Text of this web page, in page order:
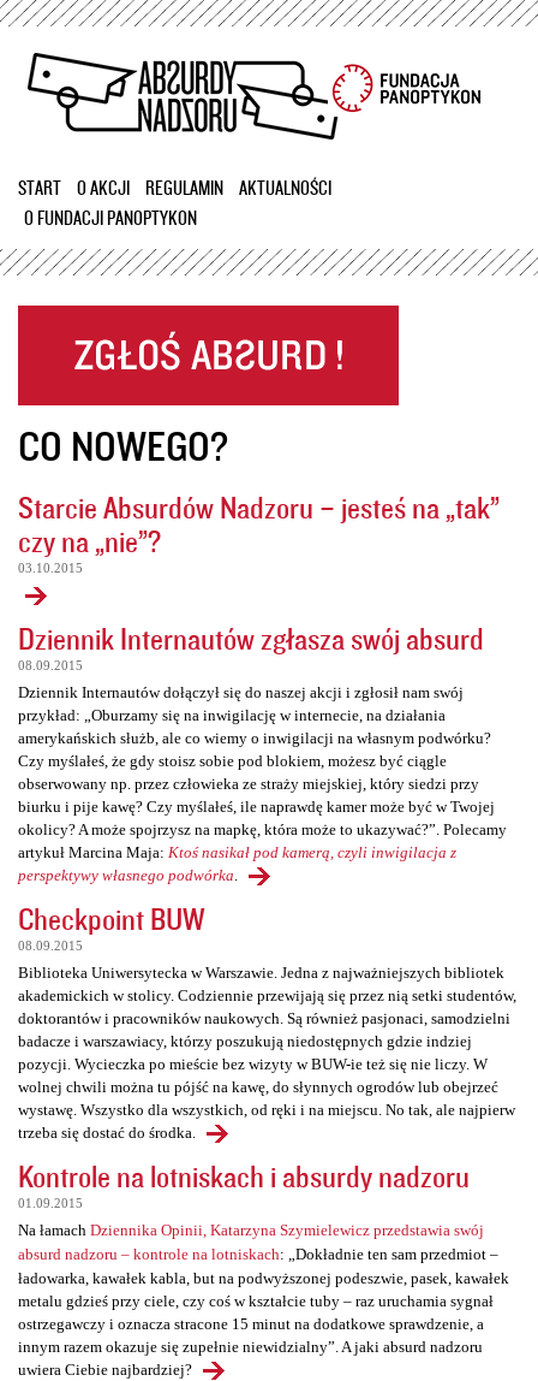
Przejdź
treści
START O AKCJI REGULAMIN
AKTUALNOŚCI
O FUNDACJI PANOPTYKON
CO NOWEGO?
Starcie Absurdów Nadzoru – jesteś na „tak”
czy na „nie”?
03.10.2015
Dziennik Internautów zgłasza swój absurd
08.09.2015
Dziennik Internautów dołączył się do naszej akcji i zgłosił nam swój
przykład: „Oburzamy się na inwigilację w internecie, na działania
amerykańskich służb, ale co wiemy o inwigilacji na własnym podwórku?
Czy myślałeś, że gdy stoisz sobie pod blokiem, możesz być ciągle
obserwowany np. przez człowieka ze straży miejskiej, który siedzi przy
biurku i pije kawę? Czy myślałeś, ile naprawdę kamer może być w Twojej
okolicy? A może spojrzysz na mapkę, która może to ukazywać?”. Polecamy
artykuł Marcina Maja: Ktoś nasikał pod kamerą, czyli inwigilacja z
perspektywy własnego podwórka
Checkpoint BUW
08.09.2015
Biblioteka Uniwersytecka w Warszawie. Jedna z najważniejszych bibliotek
akademickich w stolicy. Codziennie przewijają się przez nią setki studentów,
doktorantów i pracowników naukowych. Są również pasjonaci, samodzielni
badacze i warszawiacy, którzy poszukują niedostępnych gdzie indziej
pozycji. Wycieczka po mieście bez wizyty w BUW-ie też się nie liczy. W
wolnej chwili można tu pójść na kawę, do słynnych ogrodów lub obejrzeć
wystawę. Wszystko dla wszystkich, od ręki i na miejscu. No tak, ale najpierw
trzeba się dostać do środka.
Kontrole na lotniskach i absurdy nadzoru
01.09.2015
Na łamach Dziennika Opinii, Katarzyna Szymielewicz przedstawia swój
absurd nadzoru – kontrole na lotniskach: „Dokładnie ten sam przedmiot –
ładowarka, kawałek kabla, but na podwyższonej podeszwie, pasek, kawałek
metalu gdzieś przy ciele, czy coś w kształcie tuby – raz uruchamia sygnał
ostrzegawczy i oznacza stracone 15 minut na dodatkowe sprawdzenie, a
innym razem okazuje się zupełnie niewidzialny”. A jaki absurd nadzoru
uwiera Ciebie najbardziej?